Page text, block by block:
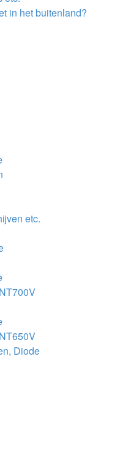
in het buitenland?
etc.
Diode